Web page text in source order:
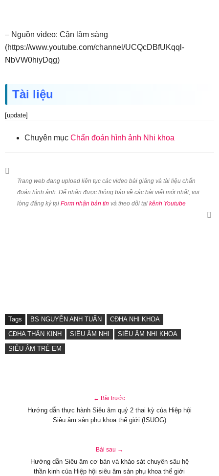
– Nguồn video: Cận lâm sàng
(https://www.youtube.com/channel/UCQcDBfUKqql-
NbVW0hiyDqg)
Tài liệu
[update]
Chuyên mục Chẩn đoán hình ảnh Nhi khoa
Trang web đang upload liên tục các video bài giảng và tài liệu chẩn
đoán hình ảnh. Để nhận được thông báo về các bài viết mới nhất, vui
lòng đăng ký tại Form nhận bản tin và theo dõi tại kênh Youtube
Tags BS NGUYỄN ANH TUẤN
CĐHA NHI KHOA
CĐHA THẦN KINH
SIÊU ÂM NHI
SIÊU ÂM NHI KHOA
SIÊU ÂM TRẺ EM
← Bài trước
Hướng dẫn thực hành Siêu âm quý 2 thai kỳ của Hiệp hội
Siêu âm sản phụ khoa thế giới (ISUOG)
Bài sau →
Hướng dẫn Siêu âm cơ bản và khảo sát chuyên sâu hệ
thần kinh của Hiệp hội siêu âm sản phụ khoa thế giới